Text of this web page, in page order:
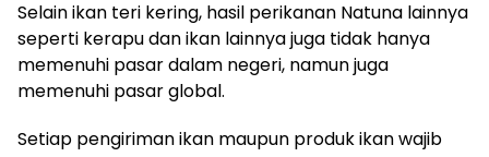
Selain ikan teri kering, hasil perikanan Natuna lainnya
seperti kerapu dan ikan lainnya juga tidak hanya
memenuhi pasar dalam negeri, namun juga
memenuhi pasar global.
Setiap pengiriman ikan maupun produk ikan wajib